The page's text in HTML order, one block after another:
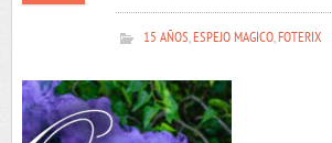
15 AÑOS,ESPEJO MAGICO,FOTERIX